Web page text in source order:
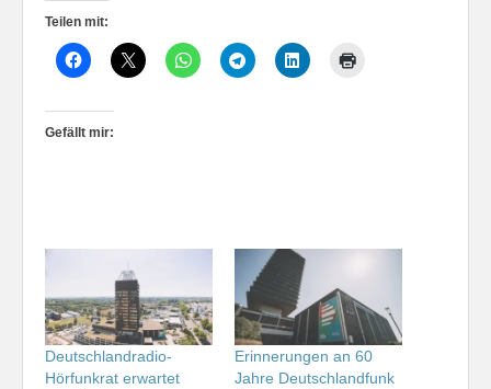
Teilen mit:
Gefällt mir:
Deutschlandradio-
Hörfunkrat erwartet
Erinnerungen an 60
Jahre Deutschlandfunk